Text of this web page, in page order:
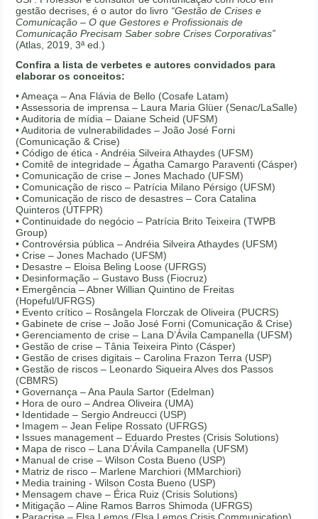
gestão decrises, é o autor do livro “Gestão de Crises e
Comunicação – O que Gestores e Profissionais de
Comunicação Precisam Saber sobre Crises Corporativas”
(Atlas, 2019, 3ª ed.)
Confira a lista de verbetes e autores convidados para
elaborar os conceitos:
• Ameaça – Ana Flávia de Bello (Cosafe Latam)
• Assessoria de imprensa – Laura Maria Glüer (Senac/LaSalle)
• Auditoria de mídia – Daiane Scheid (UFSM)
• Auditoria de vulnerabilidades – João José Forni
(Comunicação & Crise)
• Código de ética - Andréia Silveira Athaydes (UFSM)
• Comitê de integridade – Ágatha Camargo Paraventi (Cásper)
• Comunicação de crise – Jones Machado (UFSM)
• Comunicação de risco – Patrícia Milano Pérsigo (UFSM)
• Comunicação de risco de desastres – Cora Catalina
Quinteros (UTFPR)
• Continuidade do negócio – Patrícia Brito Teixeira (TWPB
Group)
• Controvérsia pública – Andréia Silveira Athaydes (UFSM)
• Crise – Jones Machado (UFSM)
• Desastre – Eloisa Beling Loose (UFRGS)
• Desinformação – Gustavo Buss (Fiocruz)
• Emergência – Abner Willian Quintino de Freitas
(Hopeful/UFRGS)
• Evento crítico – Rosângela Florczak de Oliveira (PUCRS)
• Gabinete de crise – João José Forni (Comunicação & Crise)
• Gerenciamento de crise – Lana D’Ávila Campanella (UFSM)
• Gestão de crise – Tânia Teixeira Pinto (Cásper)
• Gestão de crises digitais – Carolina Frazon Terra (USP)
• Gestão de riscos – Leonardo Siqueira Alves dos Passos
(CBMRS)
• Governança – Ana Paula Sartor (Edelman)
• Hora de ouro – Andrea Oliveira (UMA)
• Identidade – Sergio Andreucci (USP)
• Imagem – Jean Felipe Rossato (UFRGS)
• Issues management – Eduardo Prestes (Crisis Solutions)
• Mapa de risco – Lana D’Ávila Campanella (UFSM)
• Manual de crise – Wilson Costa Bueno (USP)
• Matriz de risco – Marlene Marchiori (MMarchiori)
• Media training - Wilson Costa Bueno (USP)
• Mensagem chave – Érica Ruiz (Crisis Solutions)
• Mitigação – Aline Ramos Barros Shimoda (UFRGS)
• Paracrise – Elsa Lemos (Elsa Lemos Crisis Communication)